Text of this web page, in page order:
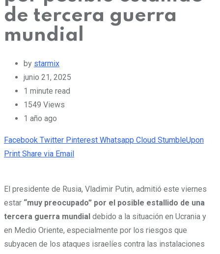
de tercera guerra
mundial
by starmix
junio 21, 2025
1 minute read
1549 Views
1 año ago
Facebook Twitter Pinterest Whatsapp Cloud StumbleUpon
Print Share via Email
El presidente de Rusia, Vladimir Putin, admitió este viernes
estar “muy preocupado” por el posible estallido de una
tercera guerra mundial debido a la situación en Ucrania y
en Medio Oriente, especialmente por los riesgos que
subyacen de los ataques israelíes contra las instalaciones